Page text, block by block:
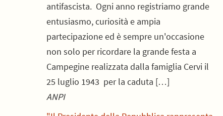
antifascista. Ogni anno registriamo grande
entusiasmo, curiosità e ampia
partecipazione ed è sempre un'occasione
non solo per ricordare la grande festa a
Campegine realizzata dalla famiglia Cervi il
25 luglio 1943 per la caduta […]
ANPI